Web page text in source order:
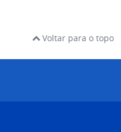
Voltar para o topo